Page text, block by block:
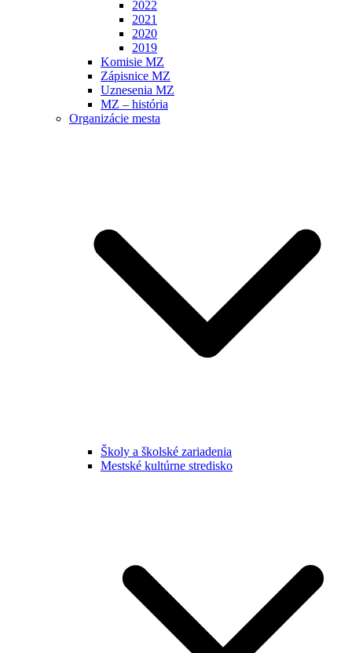
2022
2021
2020
2019
Komisie MZ
Zápisnice MZ
Uznesenia MZ
MZ – história
Organizácie mesta
Školy a školské zariadenia
Mestské kultúrne stredisko